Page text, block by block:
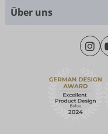
Montag -
Über uns